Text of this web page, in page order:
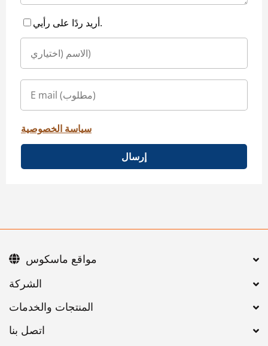
أريد ردًا على رأيي.
سياسة الخصوصية
إرسال
اتصل بنا
مواقع ماسكوس